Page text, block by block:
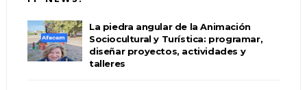
La piedra angular de la Animación
Sociocultural y Turística: programar,
diseñar proyectos, actividades y
talleres